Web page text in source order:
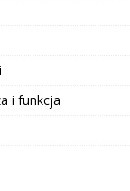
i funkcja